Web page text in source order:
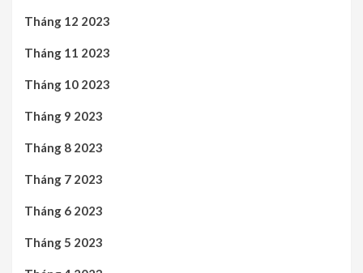
Tháng 12 2023
Tháng 11 2023
Tháng 10 2023
Tháng 9 2023
Tháng 8 2023
Tháng 7 2023
Tháng 6 2023
Tháng 5 2023